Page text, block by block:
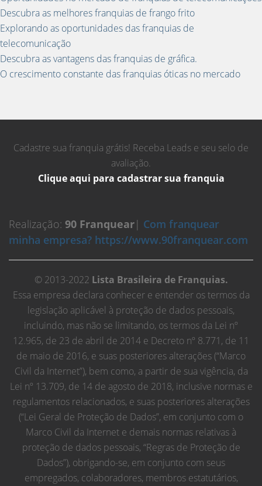
Descubra as melhores franquias de frango frito
Explorando as oportunidades das franquias de
telecomunicação
Descubra as vantagens das franquias de gráfica.
O crescimento constante das franquias óticas no mercado
Cadastre sua franquia grátis! Receba Leads e seu selo de
avaliação.
Clique aqui para cadastrar sua franquia
Realização: 90 Franquear| Com franquear
minha empresa? https://www.90franquear.com
© 2013-2022 Lista Brasileira de Franquias.
Essa empresa declara conhecer e entender os termos da
legislação aplicável à proteção de dados pessoais,
incluindo, mas não se limitando, os termos da Lei nº
12.965, de 23 de abril de 2014 e Decreto nº 8.771, de 11
de maio de 2016, e suas posteriores alterações (“Marco
Civil da Internet”), bem como, a partir de sua vigência, da
Lei nº 13.709, de 14 de agosto de 2018, inclusive normas e
regulamentos relacionados, e suas posteriores alterações
(“Lei Geral de Proteção de Dados”, em conjunto com o
Marco Civil da Internet e demais normas relativas à
proteção de dados pessoais, “Regras de Proteção de
Dados”), obrigando-se, em conjunto com seus
empregados, colaboradores, membros estatutários,